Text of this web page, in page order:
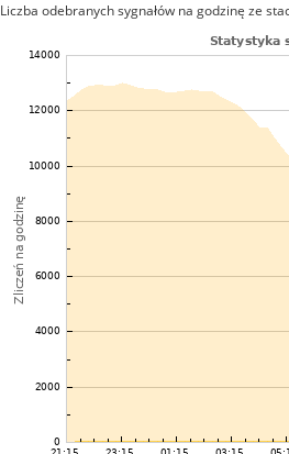
Liczba odebranych sygnałów na godzinę ze